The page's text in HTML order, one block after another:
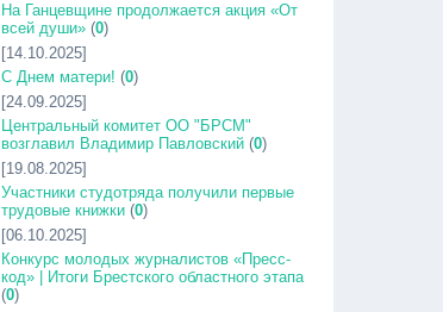
На Ганцевщине продолжается акция «От
всей души» (0)
[14.10.2025]
С Днем матери! (0)
[24.09.2025]
Центральный комитет ОО "БРСМ"
возглавил Владимир Павловский (0)
[19.08.2025]
Участники студотряда получили первые
трудовые книжки (0)
[06.10.2025]
Конкурс молодых журналистов «Пресс-
код» | Итоги Брестского областного этапа
(0)